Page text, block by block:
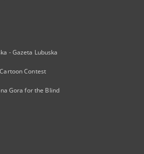
- Gazeta Lubuska
Contest
Gora for the Blind